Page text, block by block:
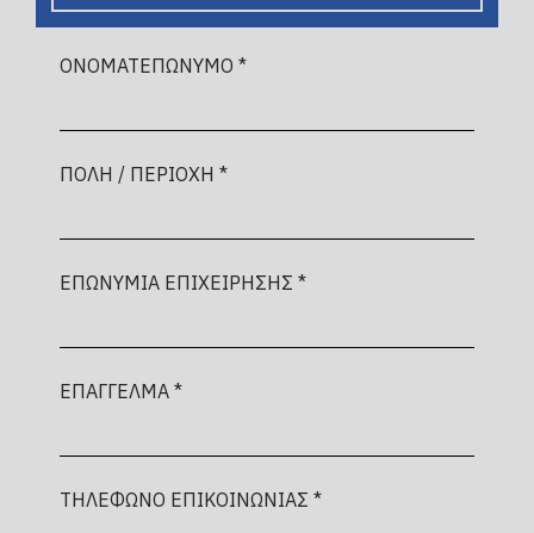
ΟΝΟΜΑΤΕΠΩΝΥΜΟ *
ΠΟΛΗ / ΠΕΡΙΟΧΗ *
ΕΠΩΝΥΜΙΑ ΕΠΙΧΕΙΡΗΣΗΣ *
ΕΠΑΓΓΕΛΜΑ *
ΤΗΛΕΦΩΝΟ ΕΠΙΚΟΙΝΩΝΙΑΣ *